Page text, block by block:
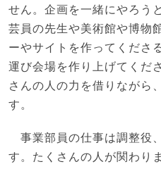
せん。企画を一緒にやろう
芸員の先生や美術館や博物
ーやサイトを作ってくださ
運び会場を作り上げてくだ
さんの人の力を借りながら
す。
事業部員の仕事は調整役
す。たくさんの人が関わり